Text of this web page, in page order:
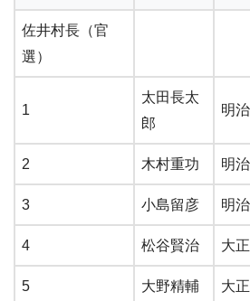
佐井村長（官
選）
1
太田長太
郎
明
2 木村重功 明
3 小島留彦 明
4 松谷賢治 大
5 大野精輔 大